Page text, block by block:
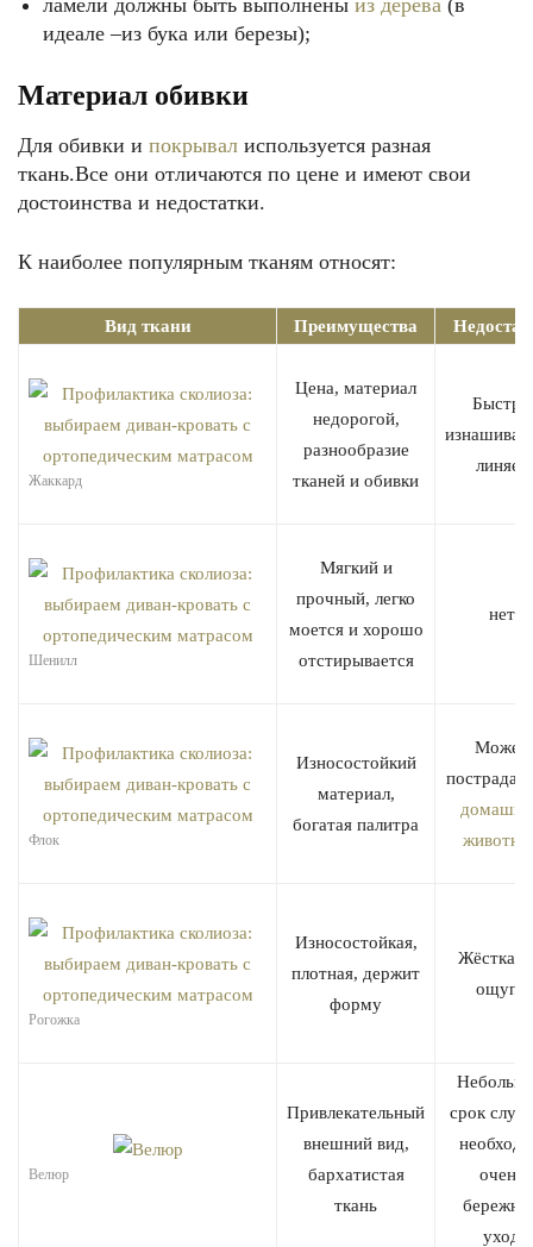
ламели должны быть выполнены из дерева (в
идеале –из бука или березы);
Материал обивки
Для обивки и покрывал используется разная
ткань.Все они отличаются по цене и имеют свои
достоинства и недостатки.
К наиболее популярным тканям относят:
Вид ткани Преимущества
Жаккард
Цена, материал
недорогой,
разнообразие
тканей и обивки
Быстро
линяет
Шенилл
Мягкий и
прочный, легко
моется и хорошо
отстирывается
нет
Флок
Износостойкий
материал,
богатая палитра
Может
Рогожка
Износостойкая,
плотная, держит
форму
Жёсткая
ощупь
Велюр
Привлекательный
внешний вид,
бархатистая
ткань
срок
очень
уход